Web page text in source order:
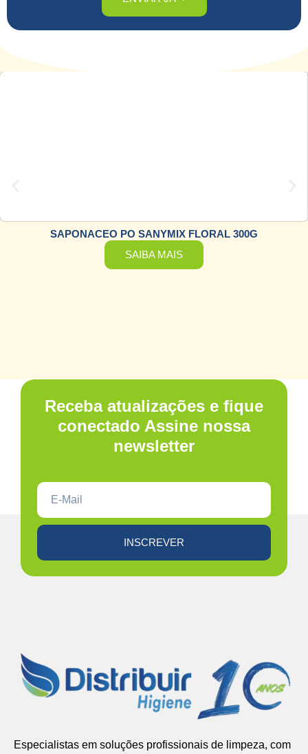
SAPONACEO PO SANYMIX FLORAL 300G
SAIBA MAIS
Receba atualizações e fique
conectado Assine nossa
newsletter
INSCREVER
Especialistas em soluções profissionais de limpeza, com